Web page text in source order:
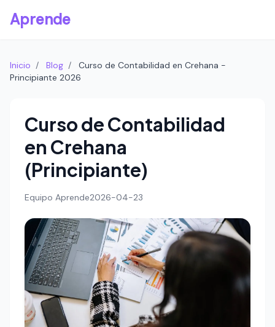
Aprende
Inicio / Blog /
Curso de Contabilidad en Crehana -
Principiante 2026
Curso de Contabilidad
en Crehana
(Principiante)
Equipo Aprende2026-04-23